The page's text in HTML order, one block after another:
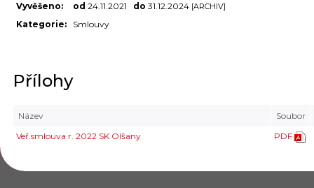
Vyvěšeno: od 24.11.2021 do 31.12.2024 [ARCHIV]
Kategorie: Smlouvy
Přílohy
Název
Soubor
Veř.smlouva r. 2022 SK Olšany
PDF